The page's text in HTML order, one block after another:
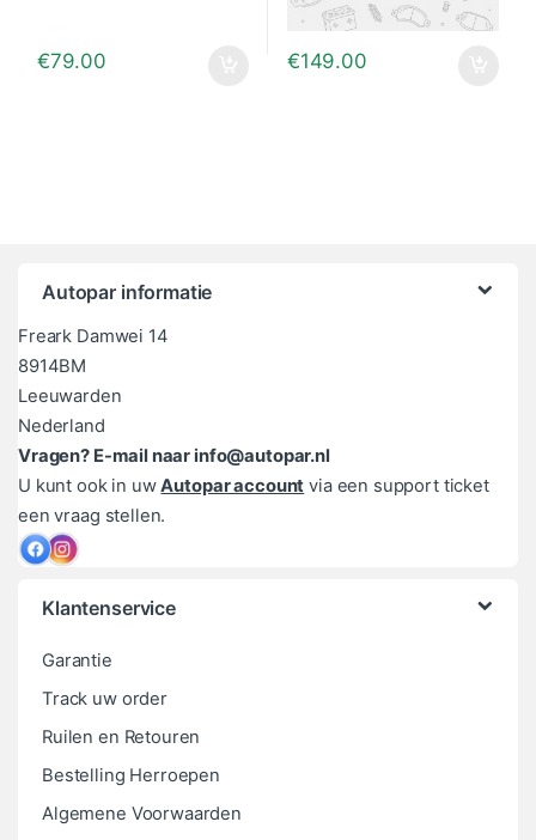
€79.00 €149.00
Autopar informatie
Freark Damwei 14
8914BM
Leeuwarden
Nederland
Vragen? E-mail naar info@autopar.nl
U kunt ook in uwAutopar account via een support ticket
een vraag stellen.
Klantenservice
Garantie
Track uw order
Ruilen en Retouren
Bestelling Herroepen
Algemene Voorwaarden